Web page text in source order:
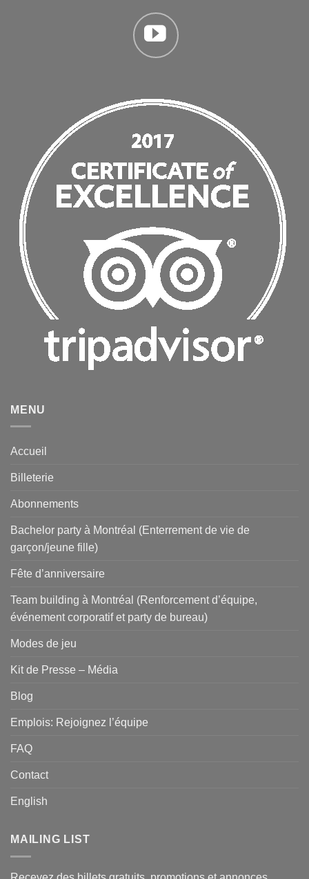
MENU
Accueil
Billeterie
Abonnements
Bachelor party à Montréal (Enterrement de vie de
garçon/jeune fille)
Fête d’anniversaire
Team building à Montréal (Renforcement d’équipe,
événement corporatif et party de bureau)
Modes de jeu
Kit de Presse – Média
Blog
Emplois: Rejoignez l’équipe
FAQ
Contact
English
MAILING LIST